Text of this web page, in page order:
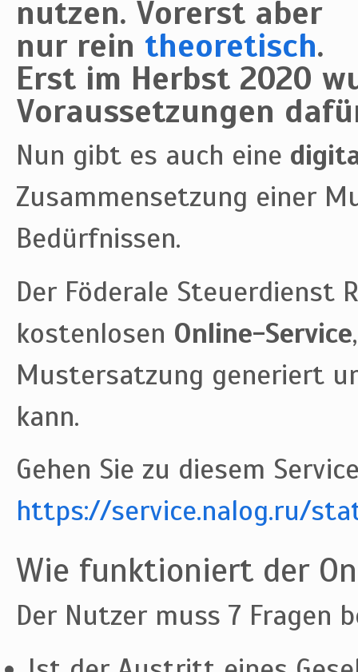
nutzen. Vorerst aber
nur rein theoretisch.
Erst im Herbst 2020
Voraussetzungen
Nun gibt es auch eine
Zusammensetzung einer
Bedürfnissen.
Der Föderale Steuerdienst
kostenlosen Online-Service
Mustersatzung generiert
kann.
Gehen Sie zu diesem
https://service.nalog.ru/
Wie funktioniert der
Der Nutzer muss 7 Fragen